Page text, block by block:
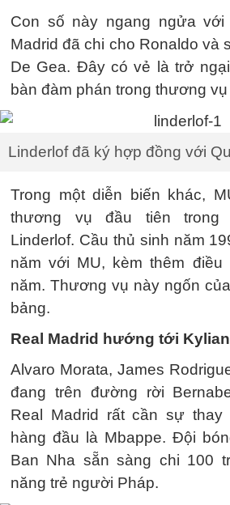
Con số này ngang ngửa với
Madrid đã chi cho Ronaldo và
De Gea. Đây có vẻ là trở
bàn đàm phán trong thương
Linderlof đã ký hợp đồng với
Trong một diễn biến khác,
thương vụ đầu tiên trong
Linderlof. Cầu thủ sinh năm
năm với MU, kèm thêm
năm. Thương vụ này ngốn
bảng.
Real Madrid hướng tới
Alvaro Morata, James
đang trên đường rời
Real Madrid rất cần sự
hàng đầu là Mbappe. Đội
Ban Nha sẵn sàng chi 100
năng trẻ người Pháp.